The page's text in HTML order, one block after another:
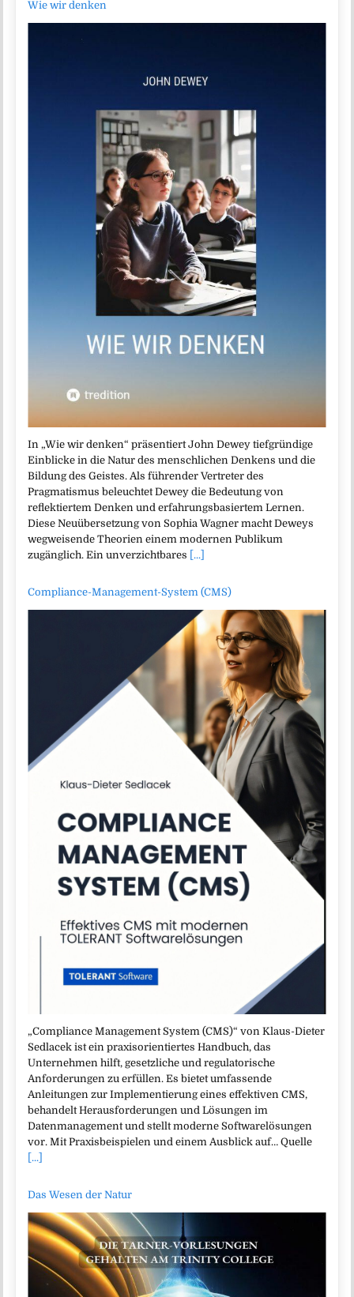
Wie wir denken
In „Wie wir denken“ präsentiert John Dewey tiefgründige
Einblicke in die Natur des menschlichen Denkens und die
Bildung des Geistes. Als führender Vertreter des
Pragmatismus beleuchtet Dewey die Bedeutung von
reflektiertem Denken und erfahrungsbasiertem Lernen.
Diese Neuübersetzung von Sophia Wagner macht Deweys
wegweisende Theorien einem modernen Publikum
zugänglich. Ein unverzichtbares [...]
Compliance-Management-System (CMS)
„Compliance Management System (CMS)“ von Klaus-Dieter
Sedlacek ist ein praxisorientiertes Handbuch, das
Unternehmen hilft, gesetzliche und regulatorische
Anforderungen zu erfüllen. Es bietet umfassende
Anleitungen zur Implementierung eines effektiven CMS,
behandelt Herausforderungen und Lösungen im
Datenmanagement und stellt moderne Softwarelösungen
vor. Mit Praxisbeispielen und einem Ausblick auf… Quelle
[...]
Das Wesen der Natur